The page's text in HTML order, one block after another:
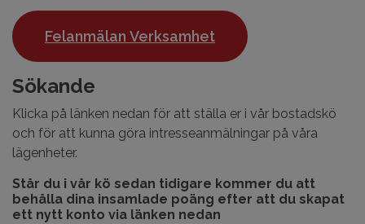
Felanmälan Verksamhet
Sökande
Klicka på länken nedan för att ställa er i vår bostadskö
och för att kunna göra intresseanmälningar på våra
lägenheter.
Står du i vår kö sedan tidigare kommer du att
behålla dina insamlade poäng efter att du skapat
ett nytt konto via länken nedan